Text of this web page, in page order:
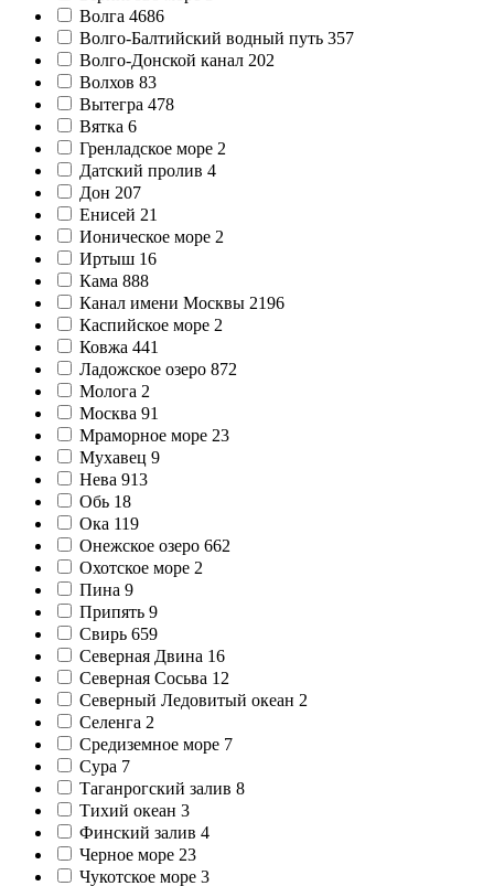
Волга 4686
Волго-Балтийский водный путь 357
Волго-Донской канал 202
Волхов 83
Вытегра 478
Вятка 6
Гренладское море 2
Датский пролив 4
Дон 207
Енисей 21
Ионическое море 2
Иртыш 16
Кама 888
Канал имени Москвы 2196
Каспийское море 2
Ковжа 441
Ладожское озеро 872
Молога 2
Москва 91
Мраморное море 23
Мухавец 9
Нева 913
Обь 18
Ока 119
Онежское озеро 662
Охотское море 2
Пина 9
Припять 9
Свирь 659
Северная Двина 16
Северная Сосьва 12
Северный Ледовитый океан 2
Селенга 2
Средиземное море 7
Сура 7
Таганрогский залив 8
Тихий океан 3
Финский залив 4
Черное море 23
Чукотское море 3